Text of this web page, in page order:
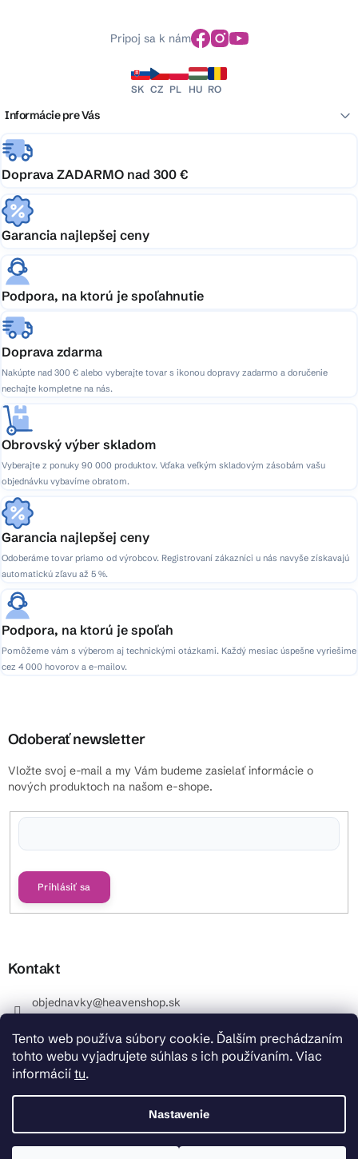
Tento web používa súbory cookie. Ďalším prechádzaním
tohto webu vyjadrujete súhlas s ich používaním. Viac
informácií tu.
Nastavenie
Pripoj sa k nám
SK CZ PL HU RO
Informácie pre Vás
Doprava ZADARMO nad 300 €
Garancia najlepšej ceny
Podpora, na ktorú je spoľahnutie
Doprava zdarma
Nakúpte nad 300 € alebo vyberajte tovar s ikonou dopravy zadarmo a doručenie
nechajte kompletne na nás.
Obrovský výber skladom
Vyberajte z ponuky 90 000 produktov. Vďaka veľkým skladovým zásobám vašu
objednávku vybavíme obratom.
Garancia najlepšej ceny
Odoberáme tovar priamo od výrobcov. Registrovaní zákazníci u nás navyše získavajú
automatickú zľavu až 5 %.
Podpora, na ktorú je spoľah
Pomôžeme vám s výberom aj technickými otázkami. Každý mesiac úspešne vyriešime
cez 4 000 hovorov a e-mailov.
Odoberať newsletter
Vložte svoj e-mail a my Vám budeme zasielať informácie o
nových produktoch na našom e-shope.
Prihlásiť sa
Kontakt
objednavky@heavenshop.sk
_Info objednávky : +421 914 399 399 Pracovné dni od
8.00 hod. do 12.00 . REKLAMÁCIE : +421 914 399 399
HeavenShop.sk
HeavenShop.sk